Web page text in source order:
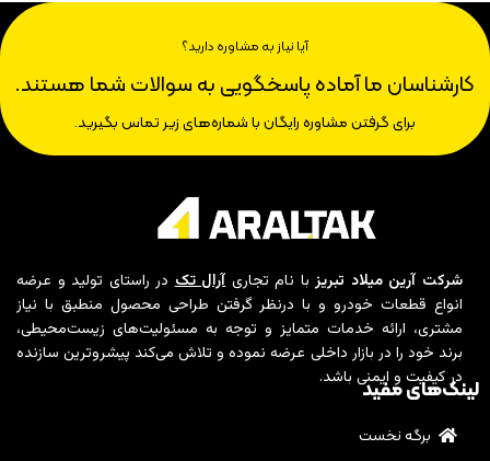
آیا نیاز به مشاوره دارید؟
کارشناسان ما آماده پاسخگویی به سوالات شما هستند.
برای گرفتن مشاوره رایگان با شماره‌های زیر تماس بگیرید.
شرکت آرین میلاد تبریزبا نام تجاریآرال تکدر راستای تولید و عرضه
انواع قطعات خودرو و با درنظر گرفتن طراحی محصول منطبق با نیاز
مشتری، ارائه خدمات متمایز و توجه به مسئولیت‌های زیست‌محیطی،
برند خود را در بازار داخلی عرضه نموده و تلاش می‌کند پیشروترین سازنده
در کیفیت و ایمنی باشد.
لینک‌های مفید
برگه نخست